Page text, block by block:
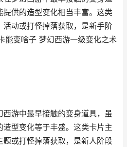
供的造型变化相当丰富。这类
动或打怪掉落获取，是新手阶
能变啥子 梦幻西游一级变化之术
游中最早接触的变身道具，虽
型变化等于丰盛。这类卡片主
或打怪掉落获取，是新人阶段